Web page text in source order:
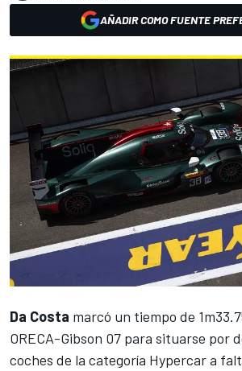
AÑADIR COMO FUENTE
Da Costa marcó un tiempo de
ORECA-Gibson 07 para situarse por
coches de la categoría Hypercar a